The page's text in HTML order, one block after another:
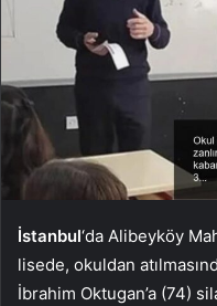
İstanbul‘da Alibeyköy
lisede, okuldan
İbrahim Oktugan’a (74)